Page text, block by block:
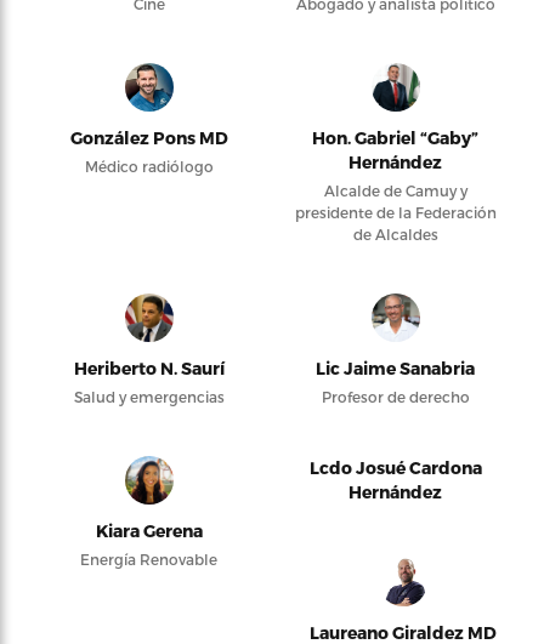
Cine Abogado y analista político
González Pons MD
Médico radiólogo
Hon. Gabriel “Gaby”
Hernández
Alcalde de Camuy y
presidente de la Federación
de Alcaldes
Heriberto N. Saurí
Salud y emergencias
Lic Jaime Sanabria
Profesor de derecho
Kiara Gerena
Energía Renovable
Lcdo Josué Cardona
Hernández
Laureano Giraldez MD